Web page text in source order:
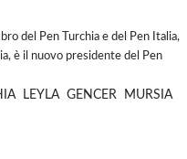
del Pen Turchia e del Pen Italia,
è il nuovo presidente del Pen
LEYLA GENCER
MURSIA